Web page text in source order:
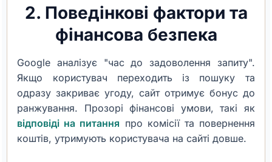
2. Поведінкові фактори та
фінансова безпека
Google аналізує "час до задоволення запиту".
Якщо користувач переходить із пошуку та
одразу закриває угоду, сайт отримує бонус до
ранжування. Прозорі фінансові умови, такі як
відповіді на питання про комісії та повернення
коштів, утримують користувача на сайті довше.